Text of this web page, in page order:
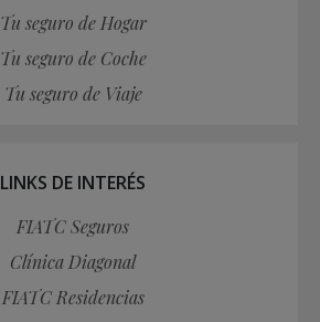
Tu seguro de Hogar
Tu seguro de Coche
Tu seguro de Viaje
LINKS DE INTERÉS
FIATC Seguros
Clínica Diagonal
FIATC Residencias